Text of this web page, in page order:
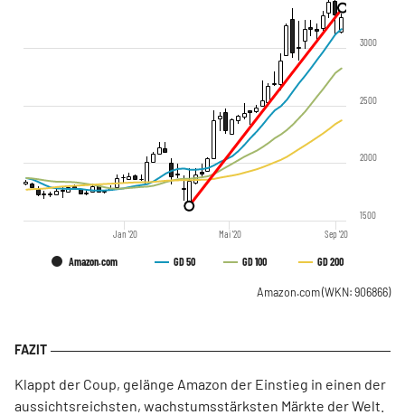
Amazon.com GD 50 GD 100 GD 200
Jan '20 Mai '20 Sep '20
1500
2000
2500
3000
Amazon.com(WKN: 906866)
Klappt der Coup, gelänge Amazon der Einstieg in einen der
aussichtsreichsten, wachstumsstärksten Märkte der Welt.